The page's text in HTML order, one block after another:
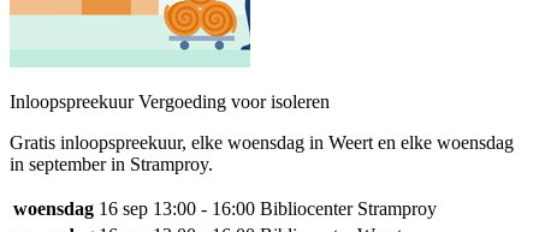
Inloopspreekuur Vergoeding voor isoleren
Gratis inloopspreekuur, elke woensdag in Weert en elke woensdag
in september in Stramproy.
woensdag 16 sep 13:00 - 16:00 Bibliocenter Stramproy